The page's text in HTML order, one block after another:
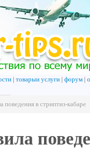
товарыи услуги форум
поведения в стриптиз-кабаре